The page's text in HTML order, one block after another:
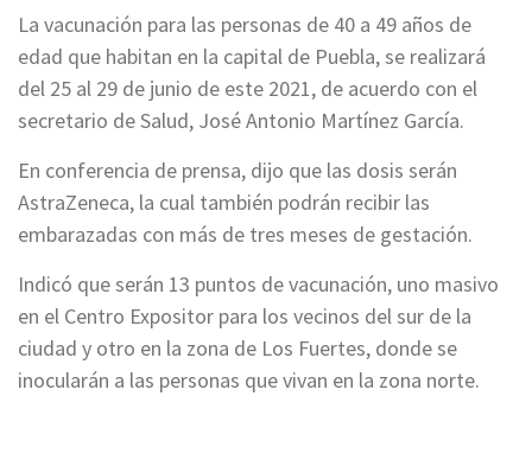
La vacunación para las personas de 40 a 49 años de
edad que habitan en la capital de Puebla, se realizará
del 25 al 29 de junio de este 2021, de acuerdo con el
secretario de Salud, José Antonio Martínez García.
En conferencia de prensa, dijo que las dosis serán
AstraZeneca, la cual también podrán recibir las
embarazadas con más de tres meses de gestación.
Indicó que serán 13 puntos de vacunación, uno masivo
en el Centro Expositor para los vecinos del sur de la
ciudad y otro en la zona de Los Fuertes, donde se
inocularán a las personas que vivan en la zona norte.